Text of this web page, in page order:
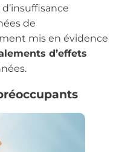
de
mis en évidence
d’effets